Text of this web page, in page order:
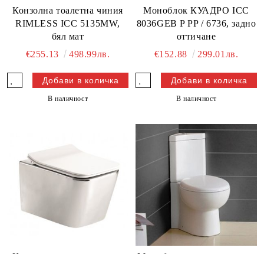
Конзолна тоалетна чиния
RIMLESS ICC 5135MW,
бял мат
€255.13
498.99лв.
В наличност
Моноблок КУАДРО ICC
8036GEB P PP / 6736, задно
оттичане
€152.88
299.01лв.
В наличност